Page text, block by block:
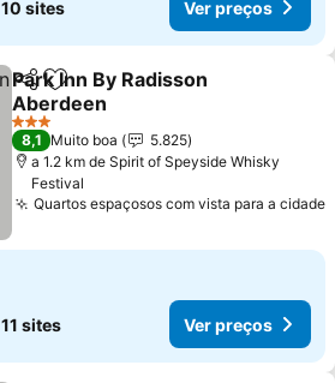
10 sites Ver preços
PartilharAdicionar aos favoritos
Park Inn By Radisson
Aberdeen
Ver preços
3 Estrelas
8,1 Muito boa
5.825
a 1.2 km de Spirit of Speyside Whisky
Festival
Quartos espaçosos com vista para a cidade
11 sites Ver preços